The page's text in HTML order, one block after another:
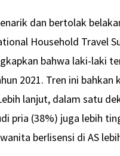
dan bertolak
Household Travel
bahwa laki-laki
2021. Tren ini bahkan
lanjut, dalam satu
pria (38%) juga lebih
berlisensi di AS